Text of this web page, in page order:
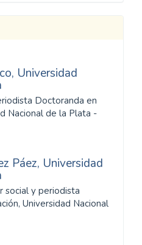
Universidad
Doctoranda en
Nacional de la Plata -
Páez, Universidad
social y periodista
Universidad Nacional